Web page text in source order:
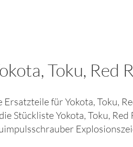
Toku, Red
Ersatzteile fürYokota, Toku,
StücklisteYokota, Toku,